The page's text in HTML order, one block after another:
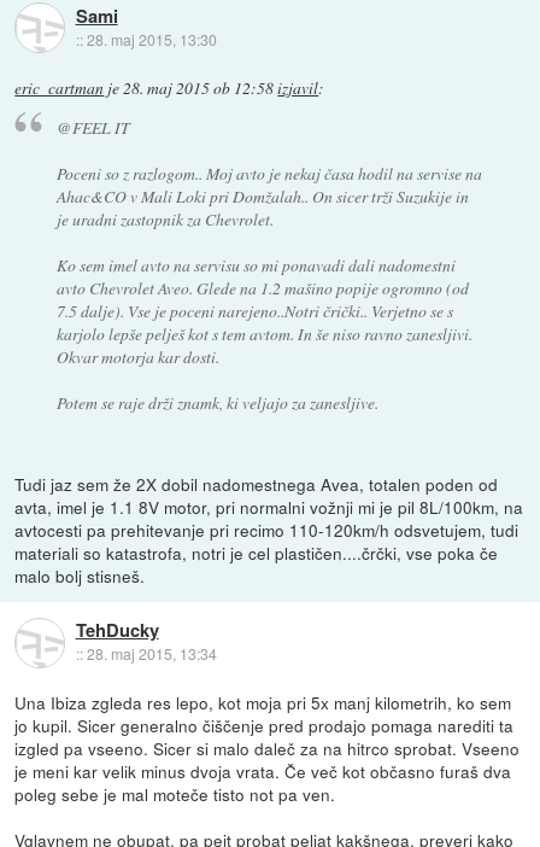
Sami
::28. maj 2015, 13:30
eric_cartman je 28. maj 2015 ob 12:58izjavil:
@FEEL IT
Poceni so z razlogom.. Moj avto je nekaj časa hodil na servise na
Ahac&CO v Mali Loki pri Domžalah.. On sicer trži Suzukije in
je uradni zastopnik za Chevrolet.
Ko sem imel avto na servisu so mi ponavadi dali nadomestni
avto Chevrolet Aveo. Glede na 1.2 mašino popije ogromno (od
7.5 dalje). Vse je poceni narejeno..Notri črički.. Verjetno se s
karjolo lepše pelješ kot s tem avtom. In še niso ravno zanesljivi.
Okvar motorja kar dosti.
Potem se raje drži znamk, ki veljajo za zanesljive.
Tudi jaz sem že 2X dobil nadomestnega Avea, totalen poden od
avta, imel je 1.1 8V motor, pri normalni vožnji mi je pil 8L/100km, na
avtocesti pa prehitevanje pri recimo 110-120km/h odsvetujem, tudi
materiali so katastrofa, notri je cel plastičen....črčki, vse poka če
malo bolj stisneš.
TehDucky
::28. maj 2015, 13:34
Una Ibiza zgleda res lepo, kot moja pri 5x manj kilometrih, ko sem
jo kupil. Sicer generalno čiščenje pred prodajo pomaga narediti ta
izgled pa vseeno. Sicer si malo daleč za na hitrco sprobat. Vseeno
je meni kar velik minus dvoja vrata. Če več kot občasno furaš dva
poleg sebe je mal moteče tisto not pa ven.
Vglavnem ne obupat, pa pejt probat peljat kakšnega, preveri kako